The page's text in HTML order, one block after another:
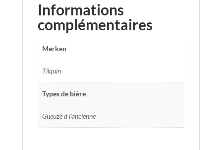
Informations
complémentaires
Merken
Tilquin
Types de bière
Gueuze à l'ancienne